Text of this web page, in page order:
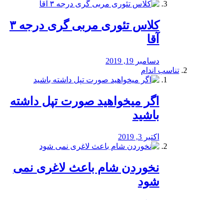
کلاس تئوری مربی گری درجه ۳
آقا
دسامبر 19, 2019
تناسب اندام
اگر میخواهید صورت تپل داشته
باشید
اکتبر 3, 2019
نخوردن شام باعث لاغری نمی
‌شود